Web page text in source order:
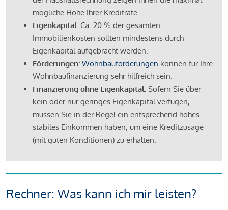
mögliche Höhe Ihrer Kreditrate.
Eigenkapital: Ca. 20 % der gesamten
Immobilienkosten sollten mindestens durch
Eigenkapital aufgebracht werden.
Förderungen: Wohnbauförderungen können für Ihre
Wohnbaufinanzierung sehr hilfreich sein.
Finanzierung ohne Eigenkapital: Sofern Sie über
kein oder nur geringes Eigenkapital verfügen,
müssen Sie in der Regel ein entsprechend hohes
stabiles Einkommen haben, um eine Kreditzusage
(mit guten Konditionen) zu erhalten.
Rechner: Was kann ich mir leisten?